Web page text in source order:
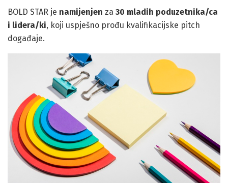
BOLD STAR je namijenjen za 30 mladih poduzetnika/ca
i lidera/ki, koji uspješno prođu kvalifikacijske pitch
događaje.